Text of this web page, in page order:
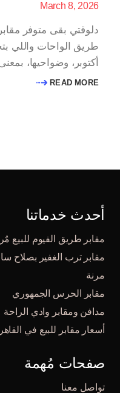
March 8, 2026
طريق الواحات واللي
أكتوبر، وضواحيها،
READ MORE
أحدث خدماتنا
مقابر طريق الفيوم
مقابر ترب الغفير بصلاح
مرنة
مقابر الحرس الجمهوري
مدافن ومقابر وادي الراحة
أسعار مقابر للبيع في
صفحات مُهمة
تواصل معنا